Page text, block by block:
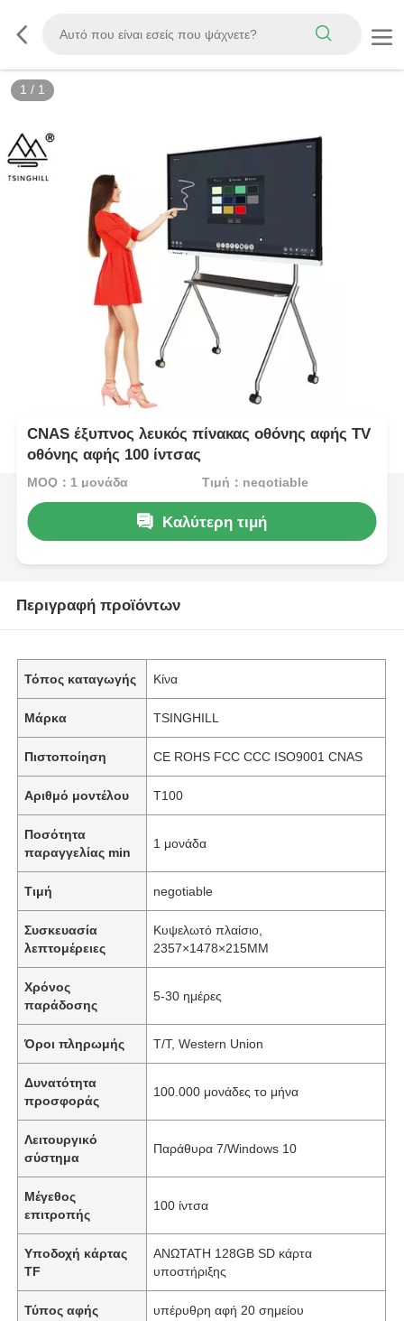
1 / 1
CNAS έξυπνος λευκός πίνακας οθόνης αφής TV
οθόνης αφής 100 ίντσας
MOQ：1 μονάδα Τιμή：negotiable
Καλύτερη τιμή
Περιγραφή προϊόντων
Τόπος καταγωγής Κίνα
Μάρκα TSINGHILL
Πιστοποίηση CE ROHS FCC CCC ISO9001 CNAS
Αριθμό μοντέλου T100
Ποσότητα
παραγγελίας min
1 μονάδα
Τιμή negotiable
Συσκευασία
λεπτομέρειες
Κυψελωτό πλαίσιο,
2357×1478×215MM
Χρόνος
παράδοσης
5-30 ημέρες
Όροι πληρωμής T/T, Western Union
Δυνατότητα
προσφοράς
100.000 μονάδες το μήνα
Λειτουργικό
σύστημα
Παράθυρα 7/Windows 10
Μέγεθος
επιτροπής
100 ίντσα
Υποδοχή κάρτας
TF
ΑΝΩΤΑΤΗ 128GB SD κάρτα
υποστήριξης
Τύπος αφής υπέρυθρη αφή 20 σημείου